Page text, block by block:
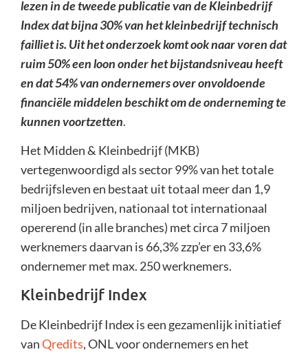
lezen in de tweede publicatie van de Kleinbedrijf
Index dat bijna 30% van het kleinbedrijf technisch
failliet is. Uit het onderzoek komt ook naar voren dat
ruim 50% een loon onder het bijstandsniveau heeft
en dat 54% van ondernemers over onvoldoende
financiële middelen beschikt om de onderneming te
kunnen voortzetten.
Het Midden & Kleinbedrijf (MKB)
vertegenwoordigd als sector 99% van het totale
bedrijfsleven en bestaat uit totaal meer dan 1,9
miljoen bedrijven, nationaal tot internationaal
opererend (in alle branches) met circa 7 miljoen
werknemers daarvan is 66,3% zzp’er en 33,6%
ondernemer met max. 250 werknemers.
Kleinbedrijf Index
De Kleinbedrijf Index is een gezamenlijk initiatief
vanQredits, ONL voor ondernemers en het